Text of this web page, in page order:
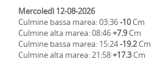
Mercoledì 12-08-2026
Culmine bassa marea: 03:36-10Cm
Culmine alta marea: 08:46+7.9Cm
Culmine bassa marea: 15:24-19.2Cm
Culmine alta marea: 21:58+17.3Cm